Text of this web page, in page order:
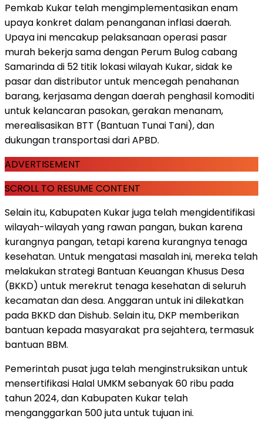
Pemkab Kukar telah mengimplementasikan enam
upaya konkret dalam penanganan inflasi daerah.
Upaya ini mencakup pelaksanaan operasi pasar
murah bekerja sama dengan Perum Bulog cabang
Samarinda di 52 titik lokasi wilayah Kukar, sidak ke
pasar dan distributor untuk mencegah penahanan
barang, kerjasama dengan daerah penghasil komoditi
untuk kelancaran pasokan, gerakan menanam,
merealisasikan BTT (Bantuan Tunai Tani), dan
dukungan transportasi dari APBD.
ADVERTISEMENT
SCROLL TO RESUME CONTENT
Selain itu, Kabupaten Kukar juga telah mengidentifikasi
wilayah-wilayah yang rawan pangan, bukan karena
kurangnya pangan, tetapi karena kurangnya tenaga
kesehatan. Untuk mengatasi masalah ini, mereka telah
melakukan strategi Bantuan Keuangan Khusus Desa
(BKKD) untuk merekrut tenaga kesehatan di seluruh
kecamatan dan desa. Anggaran untuk ini dilekatkan
pada BKKD dan Dishub. Selain itu, DKP memberikan
bantuan kepada masyarakat pra sejahtera, termasuk
bantuan BBM.
Pemerintah pusat juga telah menginstruksikan untuk
mensertifikasi Halal UMKM sebanyak 60 ribu pada
tahun 2024, dan Kabupaten Kukar telah
menganggarkan 500 juta untuk tujuan ini.